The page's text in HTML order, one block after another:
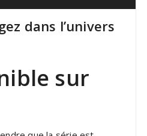
dans l’univers
sur